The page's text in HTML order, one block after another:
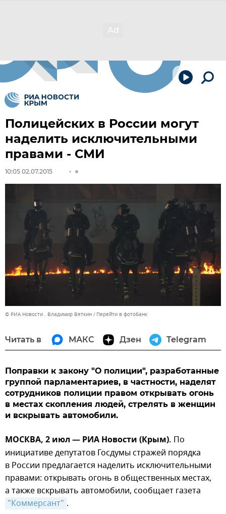
Полицейских в России могут
наделить исключительными
правами - СМИ
10:05 02.07.2015
© РИА Новости . Владимир Вяткин Перейти в фотобанк
Читать в МАКС Дзен Telegram
Поправки к закону "О полиции", разработанные
группой парламентариев, в частности, наделят
сотрудников полиции правом открывать огонь
в местах скопления людей, стрелять в женщин
и вскрывать автомобили.
МОСКВА, 2 июл — РИА Новости (Крым). По
инициативе депутатов Госдумы стражей порядка
в России предлагается наделить исключительными
правами: открывать огонь в общественных местах,
а также вскрывать автомобили, сообщает газета
"Коммерсант" .